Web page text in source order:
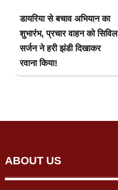
डायरिया से बचाव अभियान का
शुभारंभ, प्रचार वाहन को सिविल
सर्जन ने हरी झंडी दिखाकर
रवाना किया!
ABOUT US